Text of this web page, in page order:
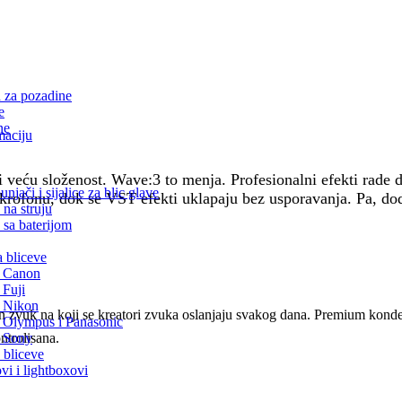
za pozadine
i sijalice za blic glave
struju
baterijom
bliceve
Fuji
Nikon
i Panasonic
bliceve
i lightboxovi
složenost. Wave:3 to menja. Profesionalni efekti
dok se VST efekti uklapaju bez usporavanja. Pa,
na koji se kreatori zvuka oslanjaju svakog dana. Premium